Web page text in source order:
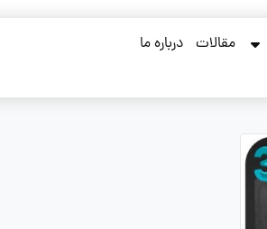
مقالات درباره ما